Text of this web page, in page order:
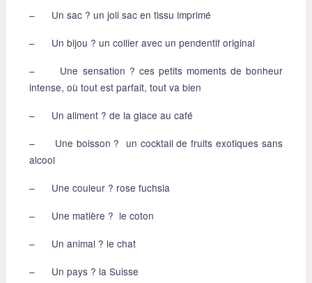
– Un sac ? un joli sac en tissu imprimé
– Un bijou ? un collier avec un pendentif original
– Une sensation ? ces petits moments de bonheur
intense, où tout est parfait, tout va bien
– Un aliment ? de la glace au café
– Une boisson ? un cocktail de fruits exotiques sans
alcool
– Une couleur ? rose fuchsia
– Une matière ? le coton
– Un animal ? le chat
– Un pays ? la Suisse